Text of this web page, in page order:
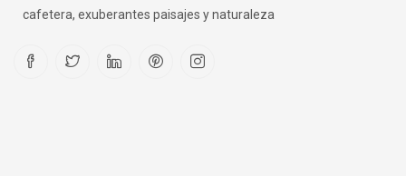
cafetera, exuberantes paisajes y naturaleza